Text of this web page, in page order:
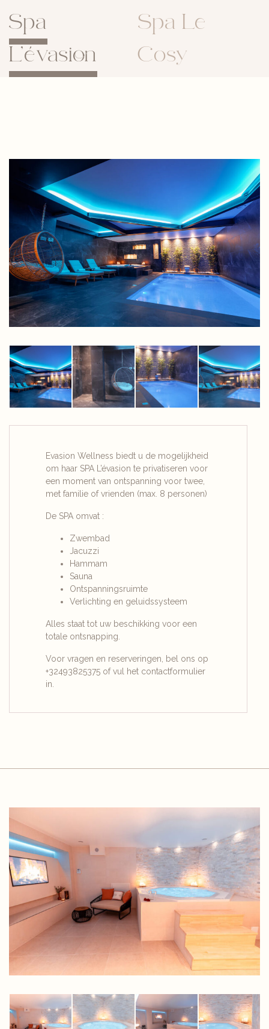
Spa
L’évasion
Spa Le
Cosy
Evasion Wellness biedt u de mogelijkheid
om haar SPA L’évasion te privatiseren voor
een moment van ontspanning voor twee,
met familie of vrienden (max. 8 personen)
De SPA omvat :
Zwembad
Jacuzzi
Hammam
Sauna
Ontspanningsruimte
Verlichting en geluidssysteem
Alles staat tot uw beschikking voor een
totale ontsnapping.
Voor vragen en reserveringen, bel ons op
+32493825375 of vul het contactformulier
in.